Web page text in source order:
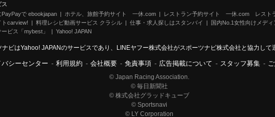
ス
で ebookjapan
ホテル、旅館予約サイト 一休.com
レストラン予約サイト 一休.com レスト
トcarview!
料理レシピ動画サービス クラシル 仕事・求人探しはスタンバイ
国内No.1女性向けメディ
ビス「mybest」
Yahoo! JAPAN
ナビはYahoo! JAPANのサービスであり、LINEヤフー株式会社がスポーツナビ株式会社と協力して
バシーセンター - 利用規約 - 会社概要 - 免責事項 - 広告掲載について - スタッフ募集 -
© Japan Racing Association.
© 毎日新聞社
© 株式会社グラッドキューブ
© Sportsnavi
© LY Corporation